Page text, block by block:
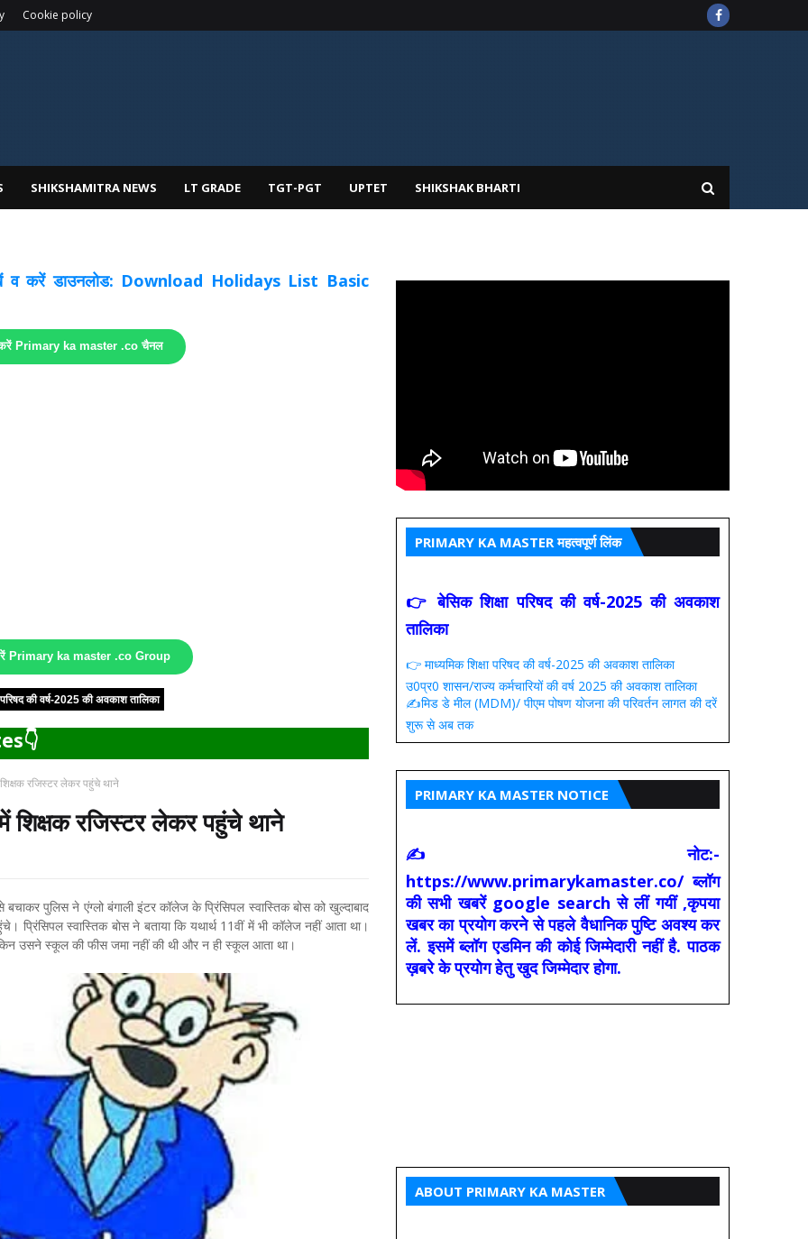
Cookie policy
SHIKSHAMITRA NEWS LT GRADE TGT-PGT UPTET SHIKSHAK BHARTI
देखें व करें डाउनलोड: Download Holidays List Basic
Primary ka master .co चैनल
Primary ka master .co Group
परिषद की वर्ष-2025 की अवकाश तालिका
रजिस्टर लेकर पहुंचे थाने
शिक्षक रजिस्टर लेकर पहुंचे थाने
बचाकर पुलिस ने एंग्लो बंगाली इंटर कॉलेज के प्रिंसिपल स्वास्तिक बोस को खुल्दाबाद
प्रिंसिपल स्वास्तिक बोस ने बताया कि यथार्थ 11वीं में भी कॉलेज नहीं आता था।
उसने स्कूल की फीस जमा नहीं की थी और न ही स्कूल आता था।
PRIMARY KA MASTER महत्वपूर्ण लिंक
👉 बेसिक शिक्षा परिषद की वर्ष-2025 की अवकाश
तालिका
👉 माध्यमिक शिक्षा परिषद की वर्ष-2025 की अवकाश तालिका
उ0प्र0 शासन/राज्य कर्मचारियों की वर्ष 2025 की अवकाश तालिका
✍️मिड डे मील (MDM)/ पीएम पोषण योजना की परिवर्तन लागत की दरें
शुरू से अब तक
PRIMARY KA MASTER NOTICE
✍ नोट:-
https://www.primarykamaster.co/ ब्लॉग
की सभी खबरें google search से लीं गयीं ,कृपया
खबर का प्रयोग करने से पहले वैधानिक पुष्टि अवश्य कर
लें. इसमें ब्लॉग एडमिन की कोई जिम्मेदारी नहीं है. पाठक
ख़बरे के प्रयोग हेतु खुद जिम्मेदार होगा.
ABOUT PRIMARY KA MASTER